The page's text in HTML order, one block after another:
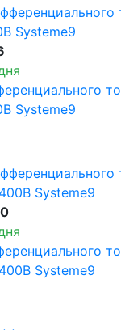
Systeme9
Systeme9